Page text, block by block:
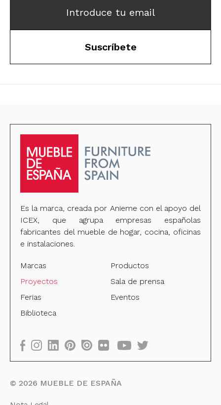
Introduce tu email
Suscríbete
Es la marca, creada por Anieme con el apoyo del
ICEX, que agrupa empresas españolas
fabricantes del mueble de hogar, cocina, oficinas
e instalaciones.
Marcas
Productos
Proyectos
Sala de prensa
Ferias
Eventos
Biblioteca
© 2026 MUEBLE DE ESPAÑA